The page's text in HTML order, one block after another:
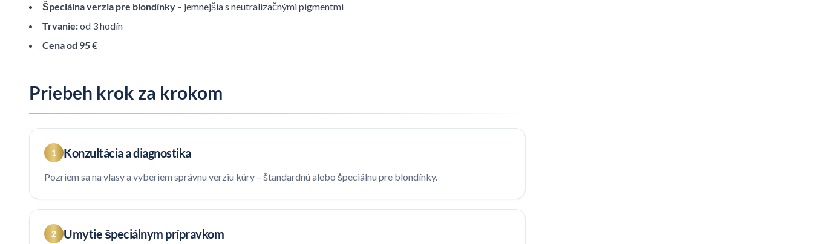
Špeciálna verzia pre blondínky – jemnejšia s neutralizačnými pigmentmi
Trvanie:od 3 hodín
Cena od 95 €
Priebeh krok za krokom
1 Konzultácia a diagnostika
Pozriem sa na vlasy a vyberiem správnu verziu kúry – štandardnú alebo špeciálnu pre blondínky.
2 Umytie špeciálnym prípravkom